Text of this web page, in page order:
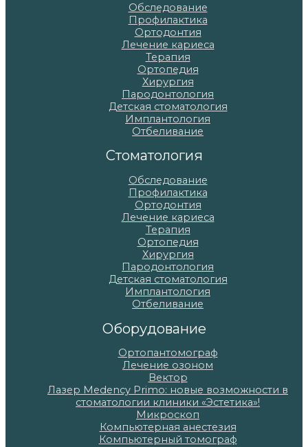
Обследование
Профилактика
Ортодонтия
Лечение кариеса
Терапия
Ортопедия
Хирургия
Пародонтология
Детская стоматология
Имплантология
Отбеливание
Стоматология
Обследование
Профилактика
Ортодонтия
Лечение кариеса
Терапия
Ортопедия
Хирургия
Пародонтология
Детская стоматология
Имплантология
Отбеливание
Оборудование
Ортопантомограф
Лечение озоном
Вектор
Лазер Medency Primo: новые возможности в
стоматологии клиники «Эстетика»!
Микроскоп
Компьютерная анестезия
Компьютерный томограф